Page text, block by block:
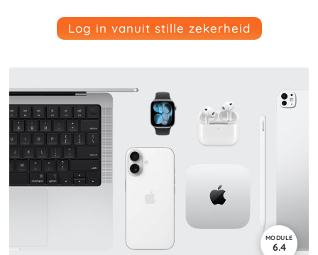
Log in vanuit stille zekerheid
MODULE
6.4